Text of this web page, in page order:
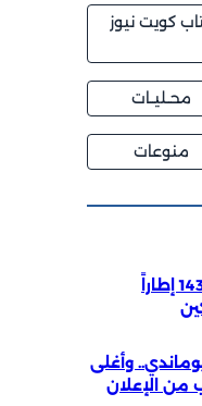
كويت نيوز
محــليــات
منوعات
التجارة: ضبط مخزن يجدد 1430 إطاراً
وأغلى
من الإعلان